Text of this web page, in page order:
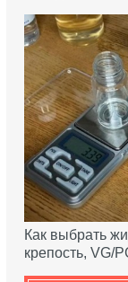
Как выбрать
крепость, VG/